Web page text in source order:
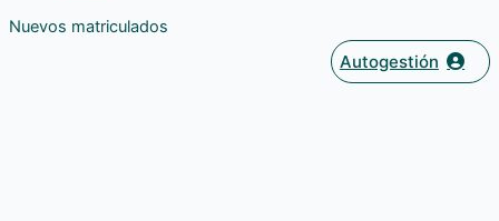
Nuevos matriculados
Autogestión